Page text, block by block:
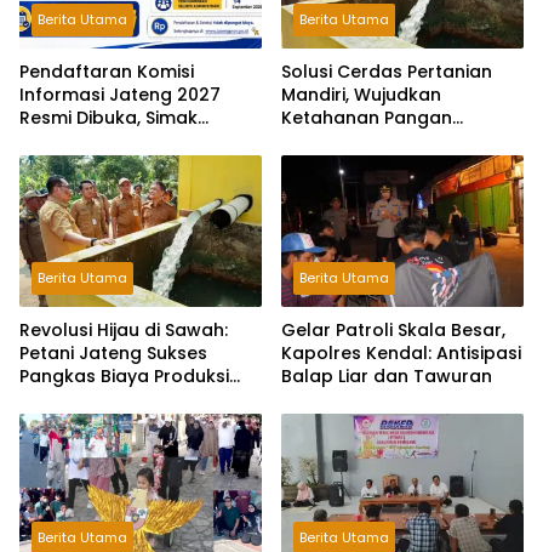
Berita Utama
Pendaftaran Komisi
Informasi Jateng 2027
Resmi Dibuka, Simak
Berita Utama
Solusi Cerdas Pertanian
Mandiri, Wujudkan
Ketahanan Pangan
Pompa Surya.
Berita Utama
Revolusi Hijau di Sawah:
Petani Jateng Sukses
Pangkas Biaya Produksi
Berita Utama
Gelar Patroli Skala Besar,
Kapolres Kendal: Antisipasi
Balap Liar dan Tawuran
Berita Utama Berita Utama